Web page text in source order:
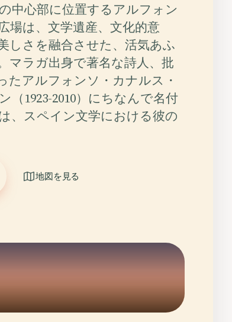
中心部に位置するアルフォン
場は、文学遺産、文化的意
しさを融合させた、活気あふ
マラガ出身で著名な詩人、批
たアルフォンソ・カナルス・
（1923-2010）にちなんで名付
、スペイン文学における彼の
地図を見る